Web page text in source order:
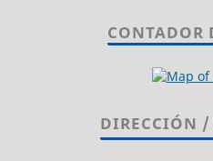
CONTADOR
DIRECCIÓN /